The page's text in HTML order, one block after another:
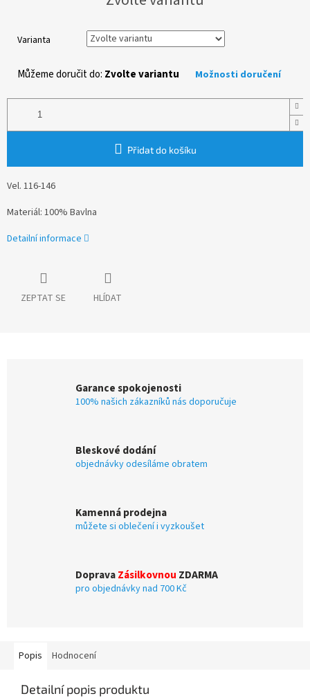
Varianta
Můžeme doručit do: Zvolte variantu Možnosti doručení
Přidat do košíku
Vel. 116-146
Materiál: 100% Bavlna
Detailní informace
ZEPTAT SE HLÍDAT
Garance spokojenosti
100% našich zákazníků nás doporučuje
Bleskové dodání
objednávky odesíláme obratem
Kamenná prodejna
můžete si oblečení i vyzkoušet
DopravaZásilkovnou ZDARMA
pro objednávky nad 700 Kč
Popis Hodnocení
Detailní popis produktu